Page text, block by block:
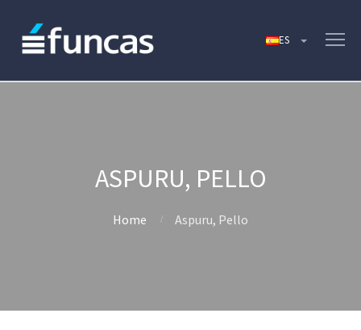
ASPURU, PELLO
Home Aspuru, Pello